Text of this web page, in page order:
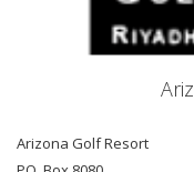
Arizona Golf Resort